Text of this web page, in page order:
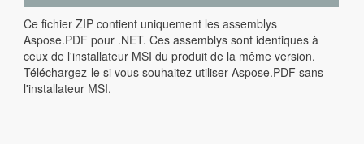
Ce fichier ZIP contient uniquement les assemblys
Aspose.PDF pour .NET. Ces assemblys sont identiques à
ceux de l'installateur MSI du produit de la même version.
Téléchargez-le si vous souhaitez utiliser Aspose.PDF sans
l'installateur MSI.